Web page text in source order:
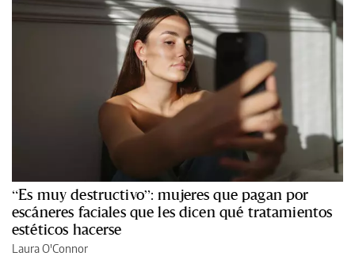
“Es muy destructivo”: mujeres que pagan por
escáneres faciales que les dicen qué tratamientos
estéticos hacerse
Laura O'Connor